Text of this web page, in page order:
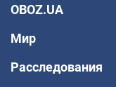
OBOZ.UA
Мир
Расследования